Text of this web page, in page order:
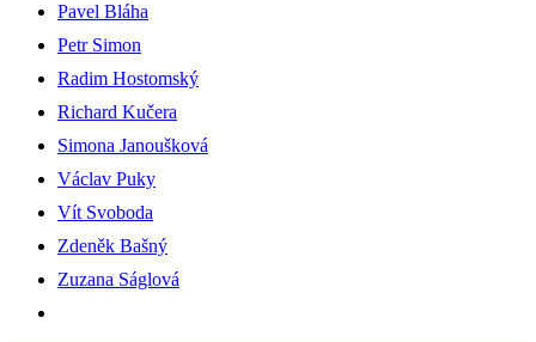
Pavel Bláha
Petr Simon
Radim Hostomský
Richard Kučera
Simona Janoušková
Václav Puky
Vít Svoboda
Zdeněk Bašný
Zuzana Ságlová